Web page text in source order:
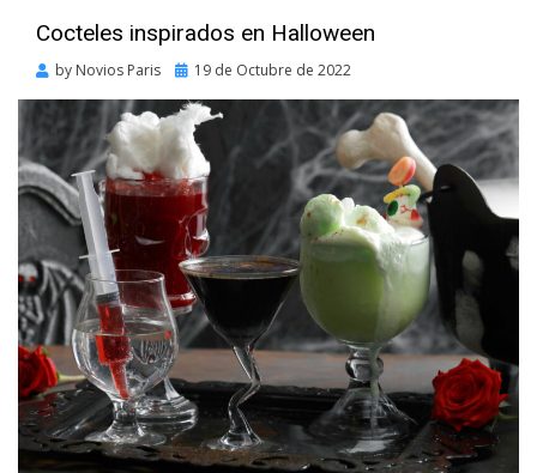
Cocteles inspirados en Halloween
by Novios Paris
Posted
19 de Octubre de 2022